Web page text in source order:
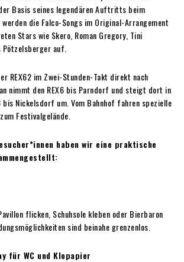
Basis seines legendären Auftritts beim
die Falco-Songs im Original-Arrangement
Stars wie Skero, Roman Gregory, Tini
auf.
REX62 im Zwei-Stunden-Takt direkt nach
nimmt den REX6 bis ­Parndorf und steigt dort in
bis Nickelsdorf um. Vom Bahnhof fahren spezielle
Festivalgelände.
haben wir eine praktische
flicken, Schuhsole kleben oder Bierbaron
sind beinahe grenzenlos.
für WC und Klopapier